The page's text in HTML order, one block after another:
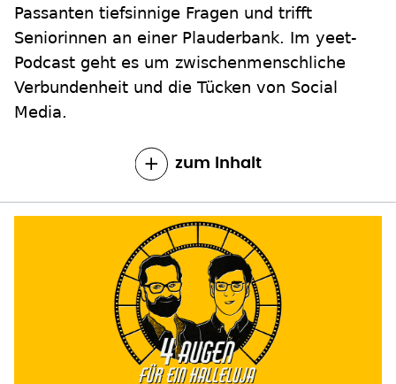
Passanten tiefsinnige Fragen und trifft
Seniorinnen an einer Plauderbank. Im yeet-
Podcast geht es um zwischenmenschliche
Verbundenheit und die Tücken von Social
Media.
zum Inhalt